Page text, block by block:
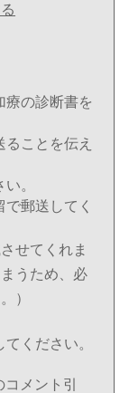
の診断書を
ことを伝え
。
郵送してく
せてくれま
うため、必
）
ください。
メント引